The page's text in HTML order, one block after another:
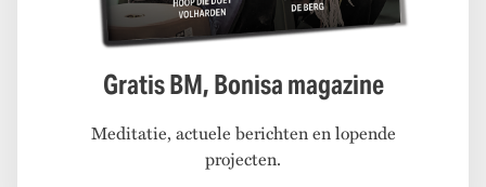
Gratis BM, Bonisa magazine
Meditatie, actuele berichten en lopende
projecten.